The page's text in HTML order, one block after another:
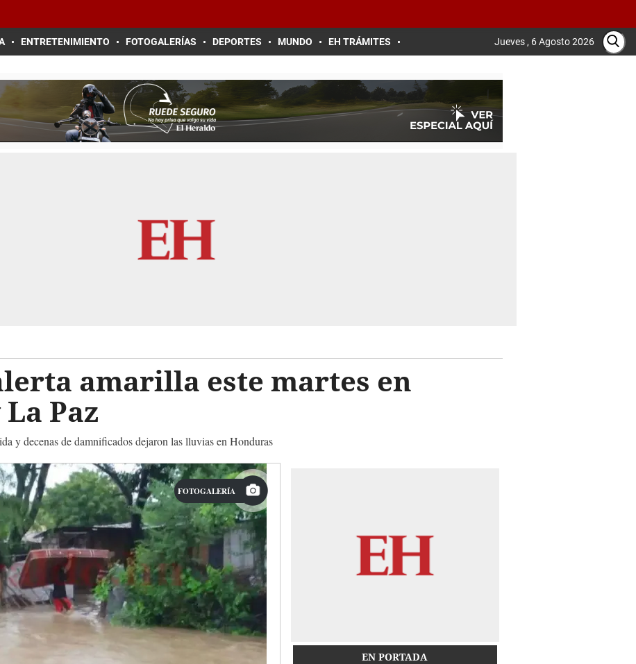
ENTRETENIMIENTO FOTOGALERÍAS DEPORTES MUNDO EH TRÁMITES Jueves , 6 Agosto 2026
amarilla este martes en
Paz
y decenas de damnificados dejaron las lluvias en Honduras
FOTOGALERÍA
EN PORTADA